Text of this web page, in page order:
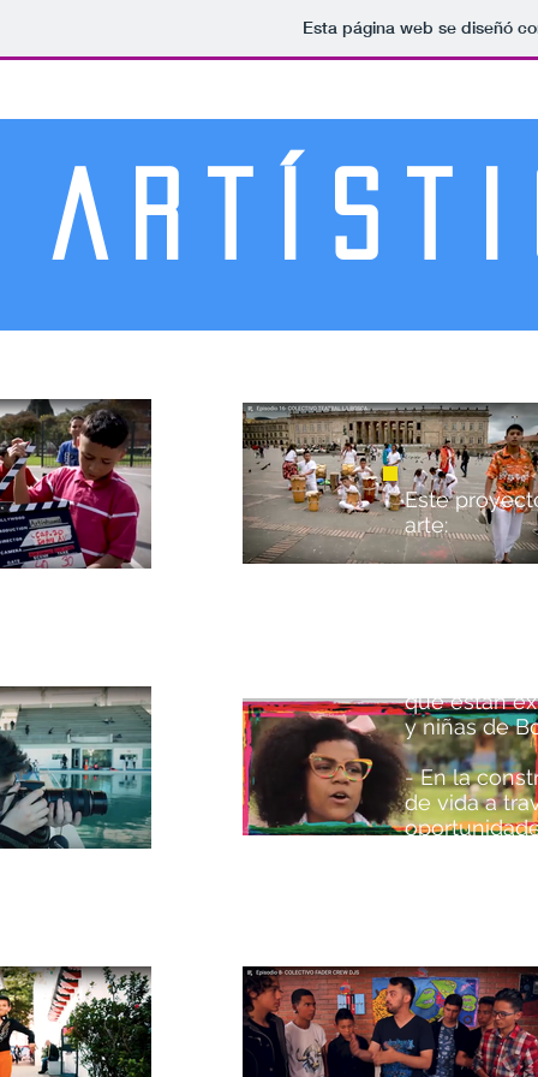
Esta página web se diseñó
Este
arte:
que están
y niñas de
- En la
de vida a